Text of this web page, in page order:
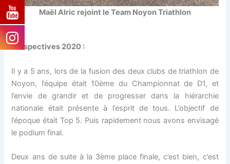
Maël Alric rejoint le Team Noyon Triathlon
Perspectives 2020 :
Il y a 5 ans, lors de la fusion des deux clubs de triathlon de
Noyon, l’équipe était 10ème du Championnat de D1, et
l’envie de grandir et de progresser dans la hiérarchie
nationale était présente à l’esprit de tous. L’objectif de
l’époque était Top 5. Puis rapidement nous avons envisagé
le podium final.
Deux ans de suite à la 3ème place finale, c’est bien, c’est